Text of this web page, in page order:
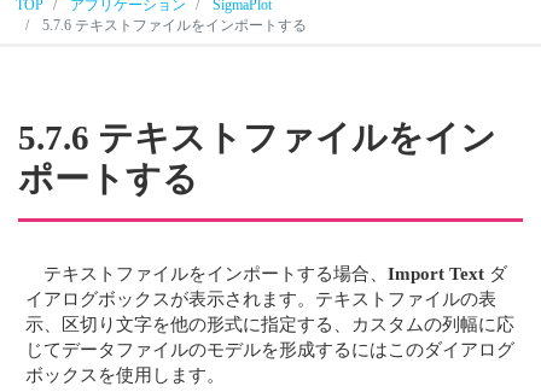
TOP アプリケーション
SigmaPlot
5.7.6 テキストファイルをインポートする
5.7.6 テキストファイルをイン
ポートする
テキストファイルをインポートする場合、Import Text ダ
イアログボックスが表示されます。テキストファイルの表
示、区切り文字を他の形式に指定する、カスタムの列幅に応
じてデータファイルのモデルを形成するにはこのダイアログ
ボックスを使用します。